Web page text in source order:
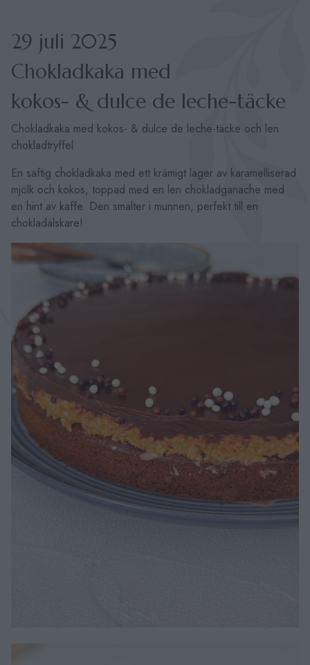
29 juli 2025
Chokladkaka med
kokos- & dulce de leche-täcke
Chokladkaka med kokos- & dulce de leche-täcke och len
chokladtryffel
En saftig chokladkaka med ett krämigt lager av karamelliserad
mjölk och kokos, toppad med en len chokladganache med
en hint av kaffe. Den smälter i munnen, perfekt till en
chokladälskare!